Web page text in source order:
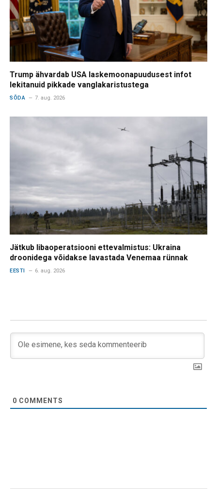
Trump ähvardab USA laskemoonapuudusest infot
lekitanuid pikkade vanglakaristustega
SÕDA 7. aug. 2026
Jätkub libaoperatsiooni ettevalmistus: Ukraina
droonidega võidakse lavastada Venemaa rünnak
EESTI 6. aug. 2026
0 COMMENTS